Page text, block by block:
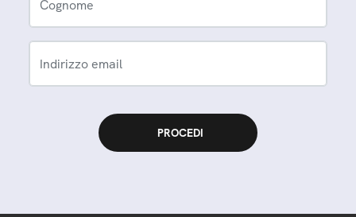
Cognome
Indirizzo email